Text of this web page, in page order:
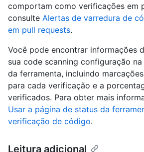
comportam como verificações em
consulte Alertas de varredura de
em pull requests.
Você pode encontrar informações
sua code scanning configuração
da ferramenta, incluindo
para cada verificação e a
verificados. Para obter mais
Usar a página de status da
verificação de código.
Leitura adicional